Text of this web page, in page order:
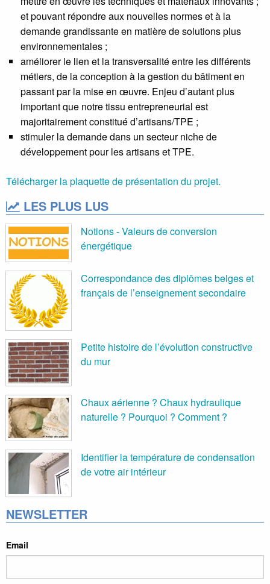
et pouvant répondre aux nouvelles normes et à la
demande grandissante en matière de solutions plus
environnementales ;
améliorer le lien et la transversalité entre les différents
métiers, de la conception à la gestion du bâtiment en
passant par la mise en œuvre. Enjeu d’autant plus
important que notre tissu entrepreneurial est
majoritairement constitué d’artisans/TPE ;
stimuler la demande dans un secteur niche de
développement pour les artisans et TPE.
Télécharger la plaquette de présentation du projet.
LES PLUS LUS
Notions - Valeurs de conversion
énergétique
Correspondance des diplômes belges et
français de l’enseignement secondaire
Petite histoire de l’évolution constructive
du mur
Chaux aérienne ? Chaux hydraulique
naturelle ? Pourquoi ? Comment ?
Identifier la température de condensation
de votre air intérieur
NEWSLETTER
Email